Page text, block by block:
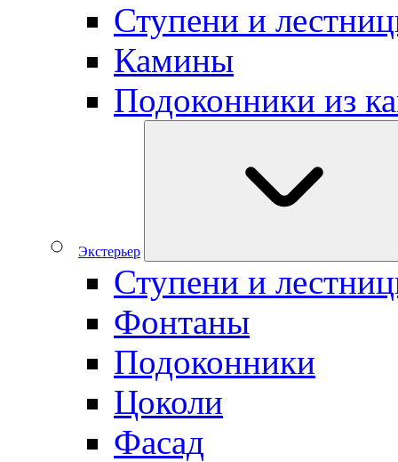
Ступени и
Камины
Подоконники из
Экстерьер
Ступени и
Фонтаны
Подоконники
Цоколи
Фасад